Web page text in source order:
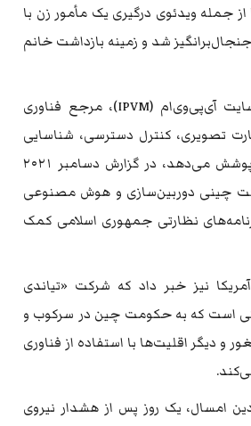
جمله ویدئوی درگیری یک مأمور زن با
شد و زمینه بازداشت خانم
در همین زمینه، وب‌سایت آی‌پی‌وی‌ام (IPVM)، مرجع فناوری
تصویری، کنترل دسترسی، شناسایی
سلاح و موارد دیگر را پوشش می‌دهد، در گزارش دسامبر ۲۰۲۱
چینی دوربین‌سازی و هوش مصنوعی
نظارتی جمهوری اسلامی کمک
نیز خبر داد که شرکت «تیاندی
است که به حکومت چین در سرکوب و
و دیگر اقلیت‌ها با استفاده از فناوری
میان، ۲۰ فروردین امسال، یک روز پس از هشدار نیروی